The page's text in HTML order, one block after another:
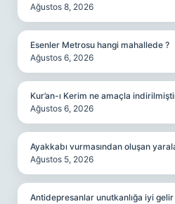
Ağustos 8, 2026
Esenler Metrosu hangi mahallede ?
Ağustos 6, 2026
Kur’an-ı Kerim ne amaçla
Ağustos 6, 2026
Ayakkabı vurmasından oluşan
Ağustos 5, 2026
Antidepresanlar unutkanlığa iyi gelir